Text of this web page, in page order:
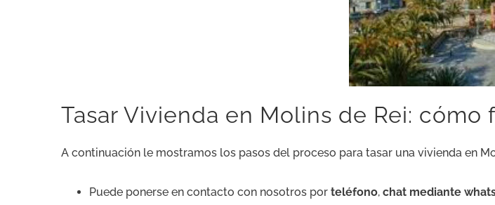
Tasar Vivienda en Molins de Rei:
A continuación le mostramos los pasos del proceso para tasar una vivienda en
Puede ponerse en contacto con nosotros por teléfono, chat mediante